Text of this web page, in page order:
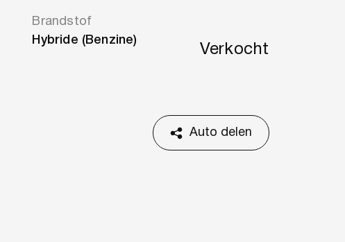
Brandstof
Hybride (Benzine)
Verkocht
Auto delen